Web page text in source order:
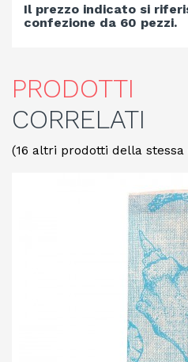
Il prezzo indicato si
confezione da 60 pezzi.
PRODOTTI
CORRELATI
(16 altri prodotti della stessa